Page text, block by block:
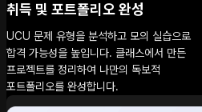
취득 및 포트폴리오 완성
UCU 문제 유형을 분석하고 모의 실습으로
합격 가능성을 높입니다. 클래스에서 만든
프로젝트를 정리하여 나만의 독보적
포트폴리오를 완성합니다.